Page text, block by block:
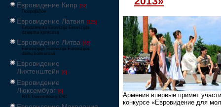
Евровидение Кипр [52]
Γιουροβίζιον
Евровидение Латвия [125]
Eirodziesma Eirovīzija Eirovīzijas
dziesmu konkurss
Евровидение Литва [65]
Eurovizijoje Eurovizija Eurovizijos
dainų konkursas
Евровидение
Лихтенштейн [6]
Евровидение
Люксембург [6]
RTL Luxembourg LSC
Армения впервые примет
конкурсе «Евровидение для